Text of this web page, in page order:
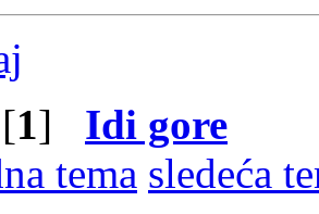
1] Idi gore
tema sledeća